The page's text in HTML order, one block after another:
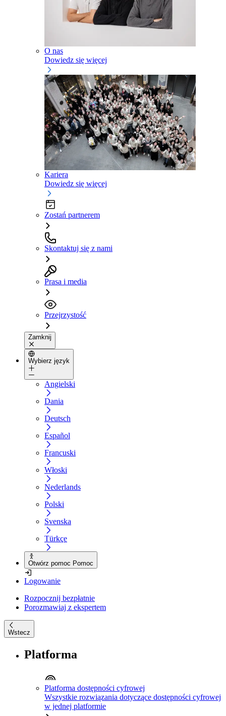
O nas
Dowiedz się więcej
Kariera
Dowiedz się więcej
Zostań partnerem
Skontaktuj się z nami
Prasa i media
Przejrzystość
Zamknij
Wybierz język
Angielski
Dania
Deutsch
Español
Francuski
Włoski
Nederlands
Polski
Svenska
Türkçe
Otwórz pomoc Pomoc
Logowanie
Rozpocznij bezpłatnie
Porozmawiaj z ekspertem
Wstecz
Platforma
Platforma dostępności cyfrowej
Wszystkie rozwiązania dotyczące dostępności cyfrowej
w jednej platformie